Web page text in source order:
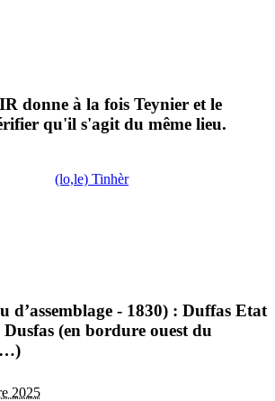
donne à la fois Teynier et le
qu'il s'agit du même lieu.
(lo,le) Tinhèr
d’assemblage - 1830) : Duffas Etat
(en bordure ouest du
2025